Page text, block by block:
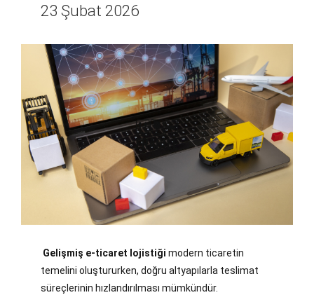
23 Şubat 2026
Gelişmiş e-ticaret lojistiği modern ticaretin
temelini oluştururken, doğru altyapılarla teslimat
süreçlerinin hızlandırılması mümkündür.